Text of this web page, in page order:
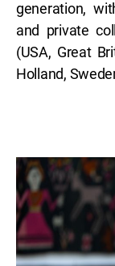
generation,
and private
(USA, Great
Holland,